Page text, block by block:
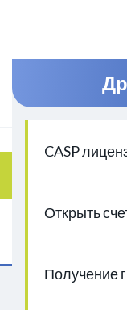
CASP
Открыть
Получение